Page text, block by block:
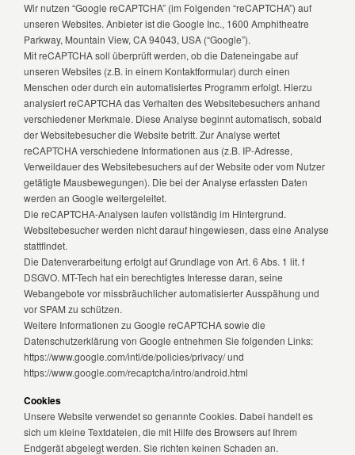
Wir nutzen “Google reCAPTCHA” (im Folgenden “reCAPTCHA”) auf
unseren Websites. Anbieter ist die Google Inc., 1600 Amphitheatre
Parkway, Mountain View, CA 94043, USA (“Google”).
Mit reCAPTCHA soll überprüft werden, ob die Dateneingabe auf
unseren Websites (z.B. in einem Kontaktformular) durch einen
Menschen oder durch ein automatisiertes Programm erfolgt. Hierzu
analysiert reCAPTCHA das Verhalten des Websitebesuchers anhand
verschiedener Merkmale. Diese Analyse beginnt automatisch, sobald
der Websitebesucher die Website betritt. Zur Analyse wertet
reCAPTCHA verschiedene Informationen aus (z.B. IP-Adresse,
Verweildauer des Websitebesuchers auf der Website oder vom Nutzer
getätigte Mausbewegungen). Die bei der Analyse erfassten Daten
werden an Google weitergeleitet.
Die reCAPTCHA-Analysen laufen vollständig im Hintergrund.
Websitebesucher werden nicht darauf hingewiesen, dass eine Analyse
stattfindet.
Die Datenverarbeitung erfolgt auf Grundlage von Art. 6 Abs. 1 lit. f
DSGVO. MT-Tech hat ein berechtigtes Interesse daran, seine
Webangebote vor missbräuchlicher automatisierter Ausspähung und
vor SPAM zu schützen.
Weitere Informationen zu Google reCAPTCHA sowie die
Datenschutzerklärung von Google entnehmen Sie folgenden Links:
https://www.google.com/intl/de/policies/privacy/ und
https://www.google.com/recaptcha/intro/android.html
Cookies
Unsere Website verwendet so genannte Cookies. Dabei handelt es
sich um kleine Textdateien, die mit Hilfe des Browsers auf Ihrem
Endgerät abgelegt werden. Sie richten keinen Schaden an.